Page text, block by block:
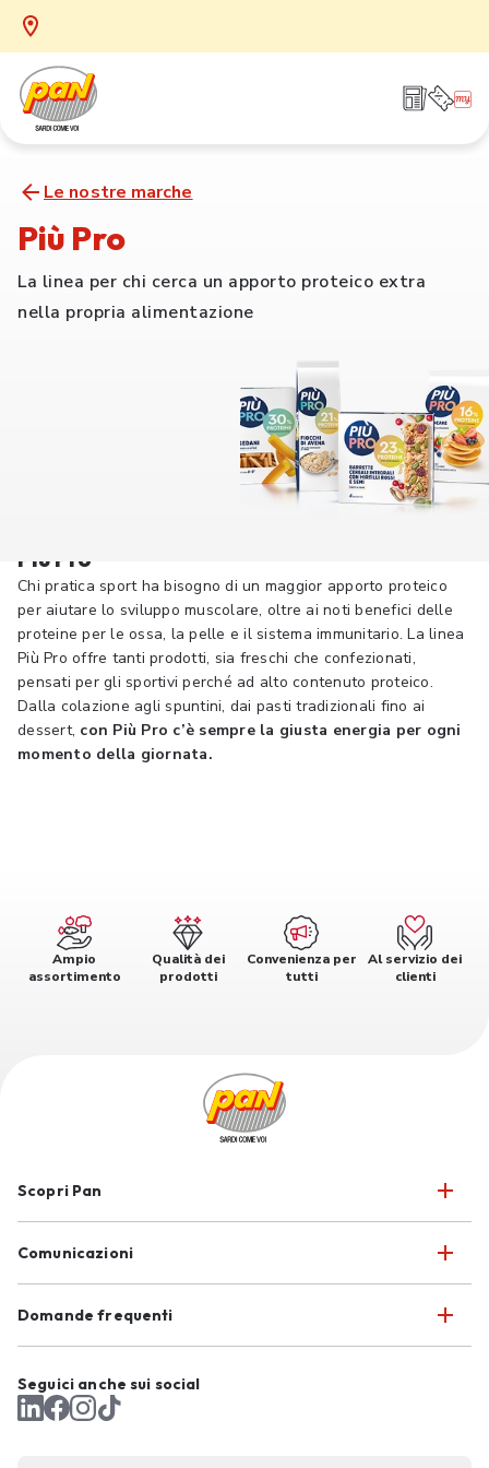
Le nostre marche
Più Pro
La linea per chi cerca un apporto proteico extra
nella propria alimentazione
Più Pro
Chi pratica sport ha bisogno di un maggior apporto proteico
per aiutare lo sviluppo muscolare, oltre ai noti benefici delle
proteine per le ossa, la pelle e il sistema immunitario. La linea
Più Pro offre tanti prodotti, sia freschi che confezionati,
pensati per gli sportivi perché ad alto contenuto proteico.
Dalla colazione agli spuntini, dai pasti tradizionali fino ai
dessert, con Più Pro c’è sempre la giusta energia per ogni
momento della giornata.
Ampio
assortimento
Qualità dei
prodotti
Convenienza per
tutti
Al servizio dei
clienti
Scopri Pan
Comunicazioni
Domande frequenti
Seguici anche sui social